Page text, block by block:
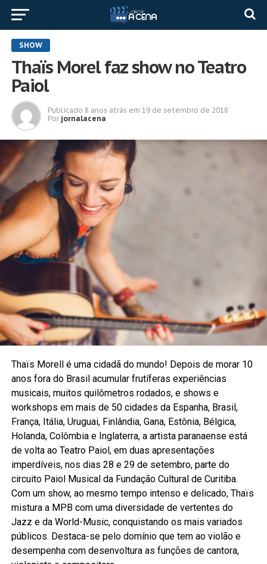
SHOW
Thaïs Morel faz show no Teatro
Paiol
Publicado 8 anos atrás em 19 de setembro de 2018
Por jornalacena
Thaïs Morell é uma cidadã do mundo! Depois de morar 10
anos fora do Brasil acumular frutíferas experiências
musicais, muitos quilômetros rodados, e shows e
workshops em mais de 50 cidades da Espanha, Brasil,
França, Itália, Uruguai, Finlândia, Gana, Estônia, Bélgica,
Holanda, Colômbia e Inglaterra, a artista paranaense está
de volta ao Teatro Paiol, em duas apresentações
imperdíveis, nos dias 28 e 29 de setembro, parte do
circuito Paiol Musical da Fundação Cultural de Curitiba.
Com um show, ao mesmo tempo intenso e delicado, Thaïs
mistura a MPB com uma diversidade de vertentes do
Jazz e da World-Music, conquistando os mais variados
públicos. Destaca-se pelo domínio que tem ao violão e
desempenha com desenvoltura as funções de cantora,